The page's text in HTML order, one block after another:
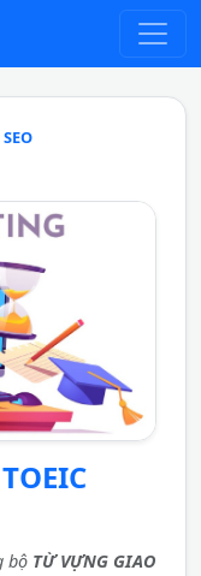
bộ TỪ VỰNG GIAO